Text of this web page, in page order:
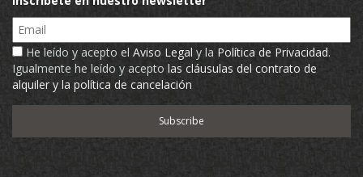
Email
He leído y acepto el Aviso Legal y la Política de Privacidad.
Igualmente he leído y acepto las cláusulas del contrato de
alquiler y la política de cancelación